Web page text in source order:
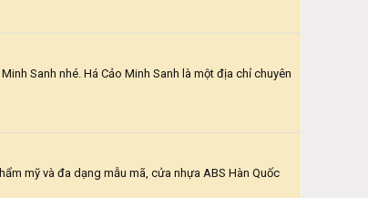
Sanh nhé. Há Cảo Minh Sanh là một địa chỉ chuyên
mỹ và đa dạng mẫu mã, cửa nhựa ABS Hàn Quốc